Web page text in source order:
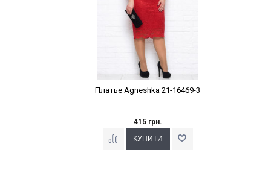
Платье Agneshka 21-16469-3
415 грн.